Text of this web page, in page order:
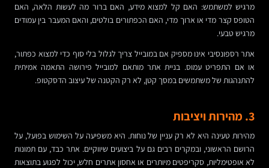
מרגיש למשתמש: האם קל למצוא מידע, האם ברור מה לעשות הלאה, האם
הטופס קצר מדי או ארוך מדי, האם הכפתורים בולטים, והאם המעבר בין עמודים
מרגיש טבעי.
אתר רספונסיבי אינו מספיק אם במובייל צריך לגלול בלי סוף כדי למצוא כפתור,
או אם התפריט עמוס. בניית אתר מותאם למובייל פירושה התאמה אמיתית
להתנהגות של משתמשים במסך קטן, לא רק הקטנה של עיצוב הדסקטופ.
3. מהירות ויציבות
מהירות טעינה היא לא רק עניין של נוחות. היא משפיעה על השימוש בפועל, על
הרושם הראשוני, ובמקרים רבים גם על ביצועים שיווקיים. אתר כבד, עם תמונות
לא אופטימליות, סקריפטים מיותרים או אחסון אתרים חלש, יכול לפגוע בתוצאות